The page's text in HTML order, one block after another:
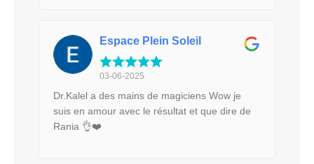
Espace Plein Soleil
03-06-2025
Dr.Kalel a des mains de magiciens Wow je
suis en amour avec le résultat et que dire de
Rania 👌❤️